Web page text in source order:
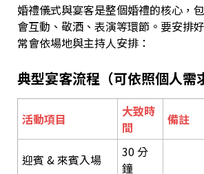
婚禮儀式與宴客是整個婚禮的核心，
會互動、敬酒、表演等環節。要安排
常會依場地與主持人安排：
典型宴客流程（可依照個人需
活動項目
大致時
間
備註
迎賓 & 來賓入場
30 分
鐘